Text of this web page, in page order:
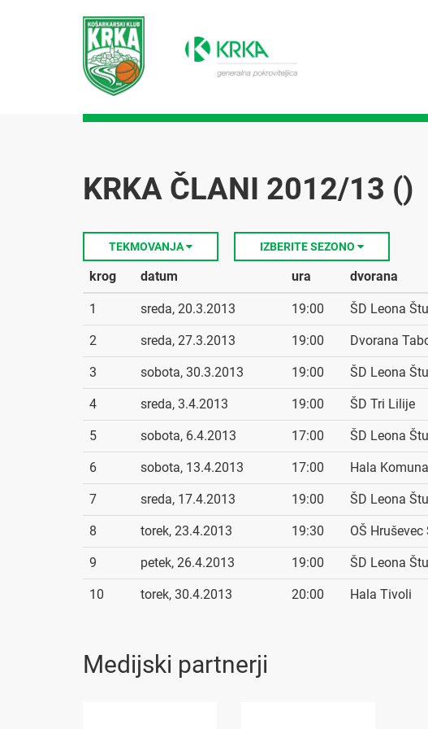
KRKA ČLANI 2012/13 ()
TEKMOVANJA IZBERITE SEZONO
krog datum ura dvorana
1 sreda, 20.3.2013 19:00 ŠD Leona
2 sreda, 27.3.2013 19:00 Dvorana
3 sobota, 30.3.2013 19:00 ŠD Leona
4 sreda, 3.4.2013 19:00 ŠD Tri Lilije
5 sobota, 6.4.2013 17:00 ŠD Leona
6 sobota, 13.4.2013 17:00 Hala
7 sreda, 17.4.2013 19:00 ŠD Leona
8 torek, 23.4.2013 19:30 OŠ Hruševec
9 petek, 26.4.2013 19:00 ŠD Leona
10 torek, 30.4.2013 20:00 Hala Tivoli
Medijski partnerji